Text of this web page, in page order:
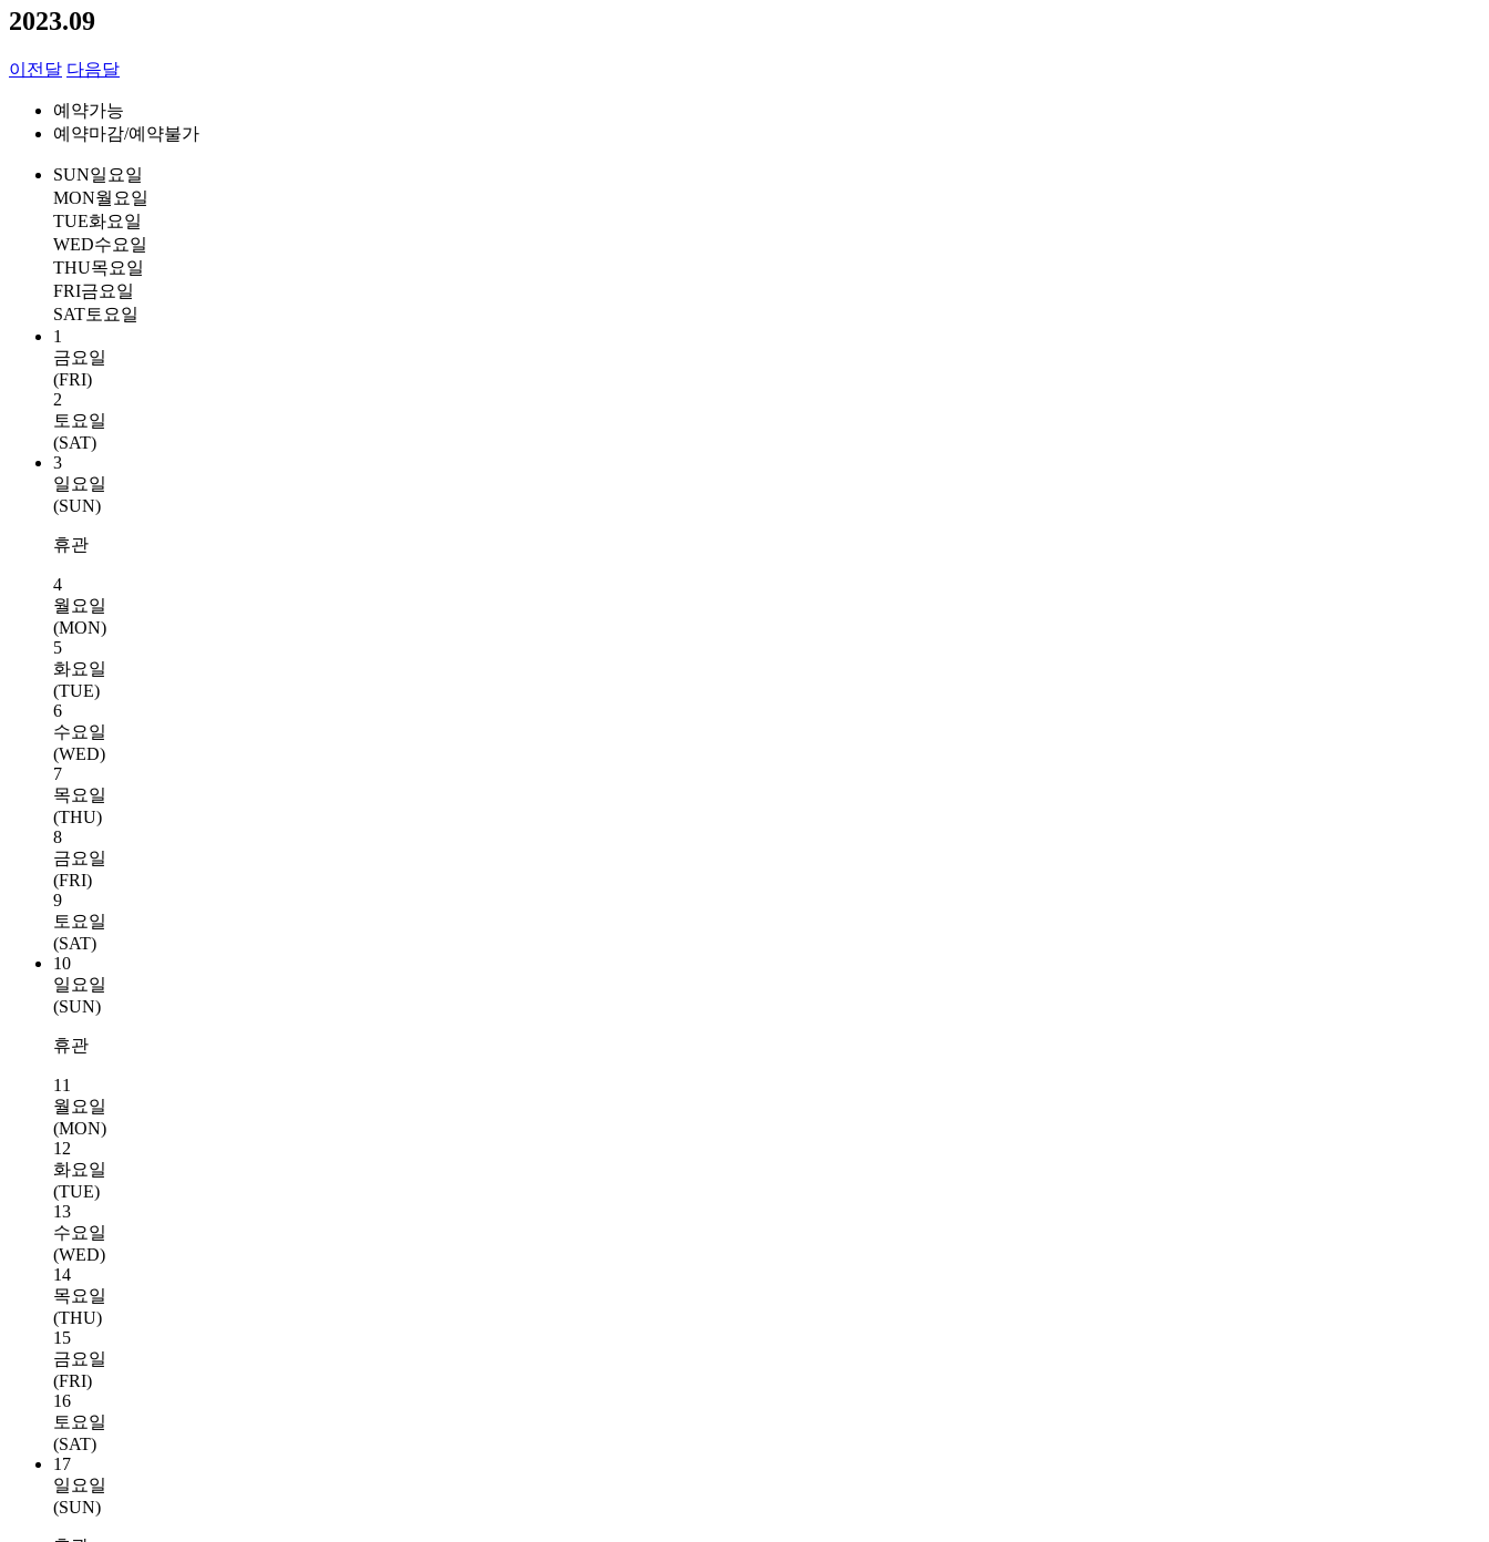
2023.09
이전달 다음달
예약가능
예약마감/예약불가
SUN일요일
MON월요일
TUE화요일
WED수요일
THU목요일
FRI금요일
SAT토요일
1
금요일
(FRI)
2
토요일
(SAT)
3
일요일
(SUN)
휴관
4
월요일
(MON)
5
화요일
(TUE)
6
수요일
(WED)
7
목요일
(THU)
8
금요일
(FRI)
9
토요일
(SAT)
10
일요일
(SUN)
휴관
11
월요일
(MON)
12
화요일
(TUE)
13
수요일
(WED)
14
목요일
(THU)
15
금요일
(FRI)
16
토요일
(SAT)
17
일요일
(SUN)